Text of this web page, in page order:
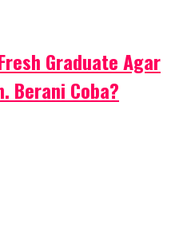
Graduate Agar
Berani Coba?